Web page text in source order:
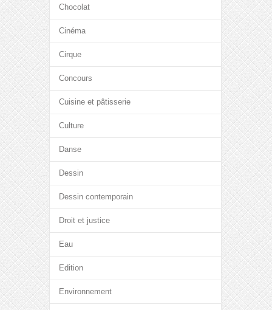
Chocolat
Cinéma
Cirque
Concours
Cuisine et pâtisserie
Culture
Danse
Dessin
Dessin contemporain
Droit et justice
Eau
Edition
Environnement